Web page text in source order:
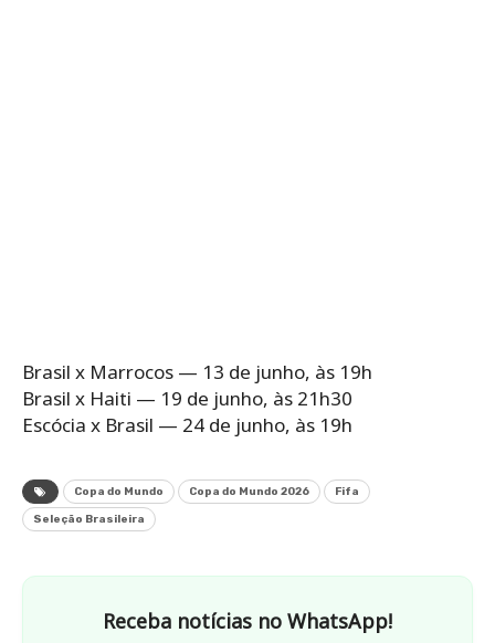
Brasil x Marrocos — 13 de junho, às 19h
Brasil x Haiti — 19 de junho, às 21h30
Escócia x Brasil — 24 de junho, às 19h
Copa do Mundo Copa do Mundo 2026 Fifa
Seleção Brasileira
Receba notícias no WhatsApp!